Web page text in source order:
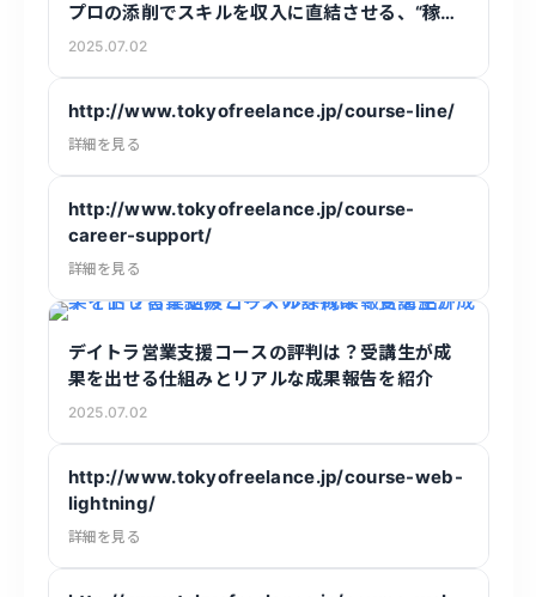
プロの添削でスキルを収入に直結させる、“稼げ
ない”を解決するカリキュラム
2025.07.02
http://www.tokyofreelance.jp/course-line/
詳細を見る
http://www.tokyofreelance.jp/course-
career-support/
詳細を見る
デイトラ営業支援コースの評判は？受講生が成
果を出せる仕組みとリアルな成果報告を紹介
2025.07.02
http://www.tokyofreelance.jp/course-web-
lightning/
詳細を見る